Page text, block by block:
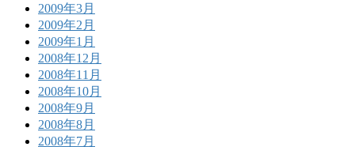
2009年3月
2009年2月
2009年1月
2008年12月
2008年11月
2008年10月
2008年9月
2008年8月
2008年7月